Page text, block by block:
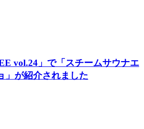
vol.24」で「スチームサウナエ
」が紹介されました